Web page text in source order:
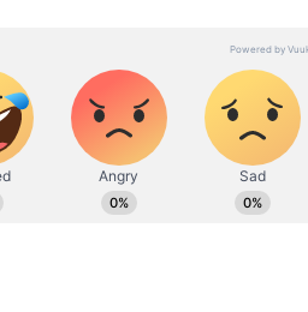
है। पत्रकारिता और योग में इन्होंने डबल MA